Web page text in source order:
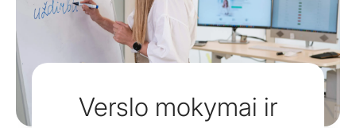
Verslo mokymai ir